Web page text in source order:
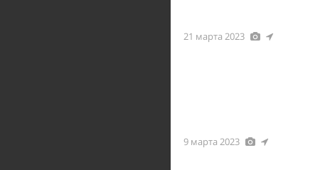
21 марта 2023
9 марта 2023